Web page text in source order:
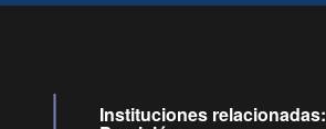
Instituciones relacionadas: